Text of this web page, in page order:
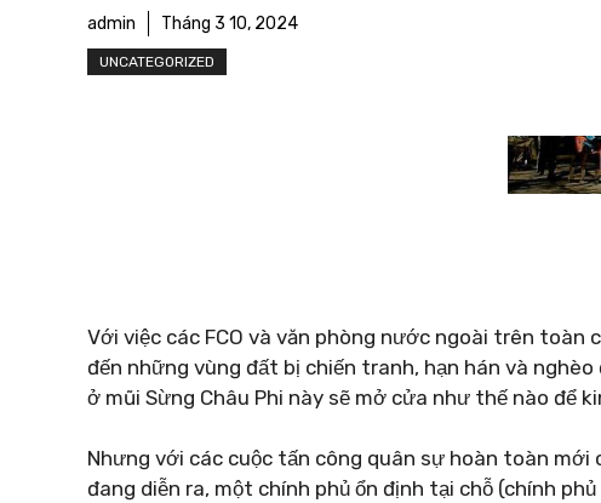
admin Tháng 3 10, 2024
UNCATEGORIZED
Với việc các FCO và văn phòng nước ngoài trên toàn
đến những vùng đất bị chiến tranh, hạn hán và
ở mũi Sừng Châu Phi này sẽ mở cửa như thế nào để
Nhưng với các cuộc tấn công quân sự hoàn toàn mới
đang diễn ra, một chính phủ ổn định tại chỗ (chính